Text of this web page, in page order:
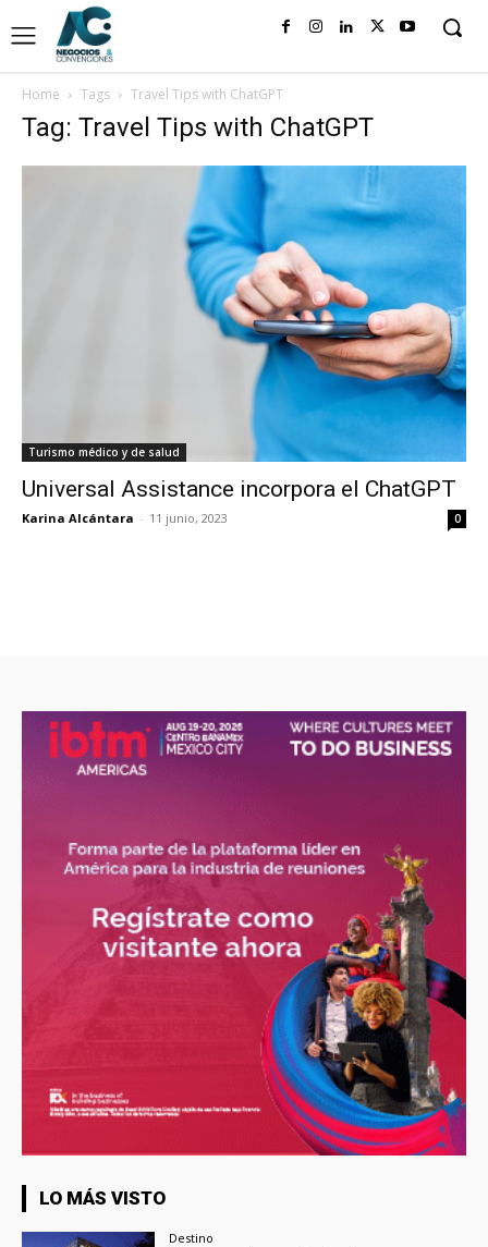
Home Tags Travel Tips with ChatGPT
Tag: Travel Tips with ChatGPT
Turismo médico y de salud
Universal Assistance incorpora el ChatGPT
Karina Alcántara - 11 junio, 2023 0
LO MÁS VISTO
Destino